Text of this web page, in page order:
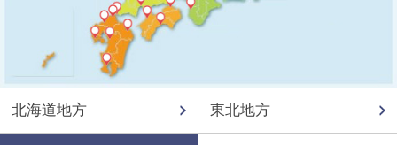
北海道地方 東北地方